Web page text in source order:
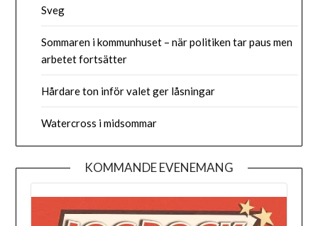
Sveg
Sommaren i kommunhuset – när politiken tar paus men
arbetet fortsätter
Hårdare ton inför valet ger låsningar
Watercross i midsommar
KOMMANDE EVENEMANG